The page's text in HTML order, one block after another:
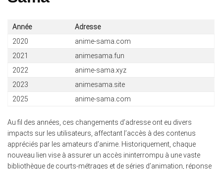
Année
Adresse
2020
anime-sama.com
2021
animesama.fun
2022
anime-sama.xyz
2023
animesama.site
2025
anime-sama.com
Au fil des années, ces changements d’adresse ont eu divers
impacts sur les utilisateurs, affectant l’accès à des contenus
appréciés par les amateurs d’anime. Historiquement, chaque
nouveau lien vise à assurer un accès ininterrompu à une vaste
bibliothèque de courts-métrages et de séries d’animation, réponse